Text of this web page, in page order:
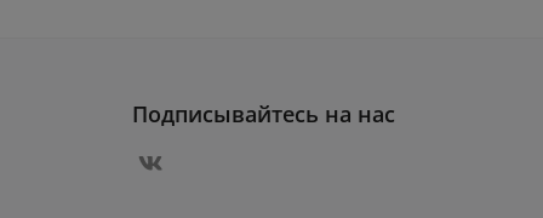
Подписывайтесь на нас